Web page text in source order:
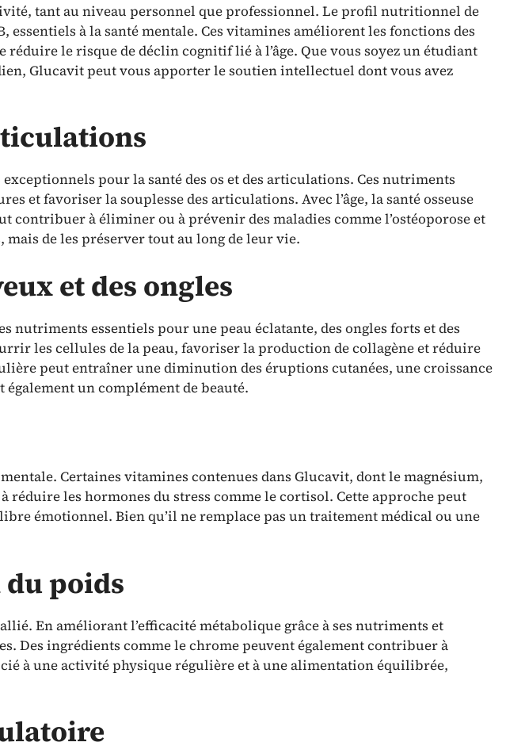
tant au niveau personnel que professionnel. Le profil nutritionnel de
essentiels à la santé mentale. Ces vitamines améliorent les fonctions des
le risque de déclin cognitif lié à l’âge. Que vous soyez un étudiant
Glucavit peut vous apporter le soutien intellectuel dont vous avez
pour la santé des os et des articulations. Ces nutriments
et favoriser la souplesse des articulations. Avec l’âge, la santé osseuse
à éliminer ou à prévenir des maladies comme l’ostéoporose et
mais de les préserver tout au long de leur vie.
et des ongles
essentiels pour une peau éclatante, des ongles forts et des
les cellules de la peau, favoriser la production de collagène et réduire
peut entraîner une diminution des éruptions cutanées, une croissance
un complément de beauté.
Certaines vitamines contenues dans Glucavit, dont le magnésium,
réduire les hormones du stress comme le cortisol. Cette approche peut
émotionnel. Bien qu’il ne remplace pas un traitement médical ou une
poids
En améliorant l’efficacité métabolique grâce à ses nutriments et
Des ingrédients comme le chrome peuvent également contribuer à
à une activité physique régulière et à une alimentation équilibrée,